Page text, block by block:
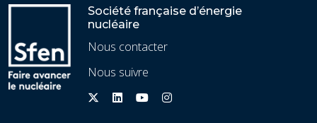
Société française d’énergie
nucléaire
Nous contacter
Nous suivre